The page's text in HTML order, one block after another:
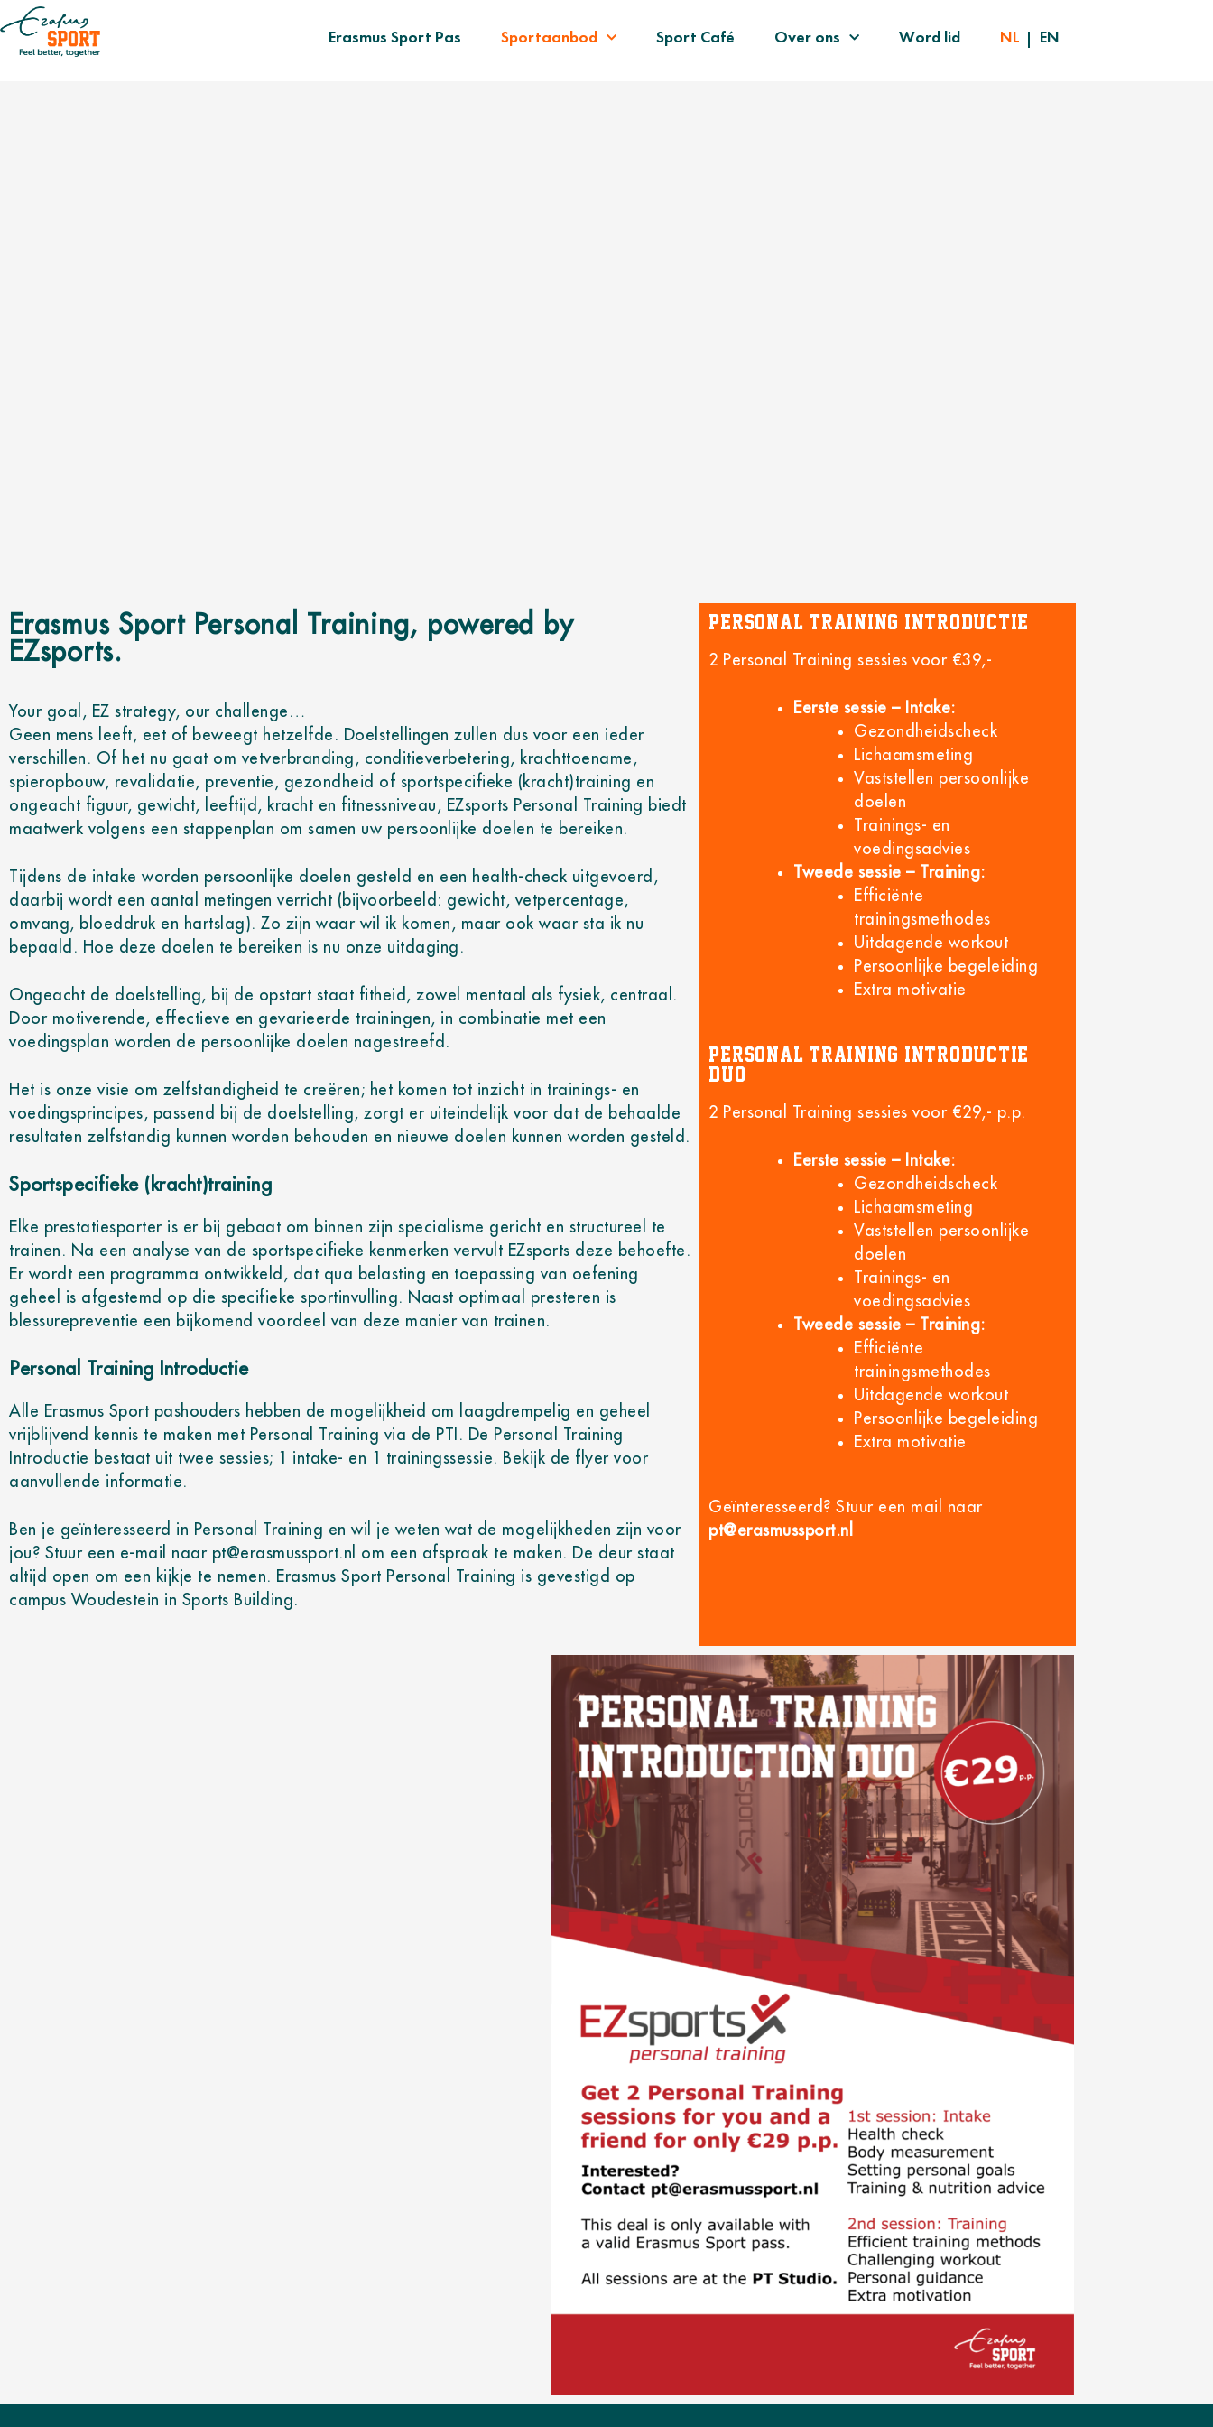
Erasmus Sport Pas Sportaanbod Sport Café Over ons Word lid NL EN
PERSONAL
TRAINING
Erasmus Sport Personal Training, powered by
EZsports.
Your goal, EZ strategy, our challenge…
Geen mens leeft, eet of beweegt hetzelfde. Doelstellingen zullen dus voor een ieder
verschillen. Of het nu gaat om vetverbranding, conditieverbetering, krachttoename,
spieropbouw, revalidatie, preventie, gezondheid of sportspecifieke (kracht)training en
ongeacht figuur, gewicht, leeftijd, kracht en fitnessniveau, EZsports Personal Training biedt
maatwerk volgens een stappenplan om samen uw persoonlijke doelen te bereiken.
Tijdens de intake worden persoonlijke doelen gesteld en een health-check uitgevoerd,
daarbij wordt een aantal metingen verricht (bijvoorbeeld: gewicht, vetpercentage,
omvang, bloeddruk en hartslag). Zo zijn waar wil ik komen, maar ook waar sta ik nu
bepaald. Hoe deze doelen te bereiken is nu onze uitdaging.
Ongeacht de doelstelling, bij de opstart staat fitheid, zowel mentaal als fysiek, centraal.
Door motiverende, effectieve en gevarieerde trainingen, in combinatie met een
voedingsplan worden de persoonlijke doelen nagestreefd.
Het is onze visie om zelfstandigheid te creëren; het komen tot inzicht in trainings- en
voedingsprincipes, passend bij de doelstelling, zorgt er uiteindelijk voor dat de behaalde
resultaten zelfstandig kunnen worden behouden en nieuwe doelen kunnen worden gesteld.
Sportspecifieke (kracht)training
Elke prestatiesporter is er bij gebaat om binnen zijn specialisme gericht en structureel te
trainen. Na een analyse van de sportspecifieke kenmerken vervult EZsports deze behoefte.
Er wordt een programma ontwikkeld, dat qua belasting en toepassing van oefening
geheel is afgestemd op die specifieke sportinvulling. Naast optimaal presteren is
blessurepreventie een bijkomend voordeel van deze manier van trainen.
Personal Training Introductie
Alle Erasmus Sport pashouders hebben de mogelijkheid om laagdrempelig en geheel
vrijblijvend kennis te maken met Personal Training via de PTI. De Personal Training
Introductie bestaat uit twee sessies; 1 intake- en 1 trainingssessie. Bekijk de flyer voor
aanvullende informatie.
Ben je geïnteresseerd in Personal Training en wil je weten wat de mogelijkheden zijn voor
jou? Stuur een e-mail naar pt@erasmussport.nl om een afspraak te maken. De deur staat
altijd open om een kijkje te nemen. Erasmus Sport Personal Training is gevestigd op
campus Woudestein in Sports Building.
Personal Training introductie
2 Personal Training sessies voor €39,-
Eerste sessie – Intake:
Gezondheidscheck
Lichaamsmeting
Vaststellen persoonlijke
doelen
Trainings- en
voedingsadvies
Tweede sessie – Training:
Efficiënte
trainingsmethodes
Uitdagende workout
Persoonlijke begeleiding
Extra motivatie
Personal Training introductie
DUO
2 Personal Training sessies voor €29,- p.p.
Eerste sessie – Intake:
Gezondheidscheck
Lichaamsmeting
Vaststellen persoonlijke
doelen
Trainings- en
voedingsadvies
Tweede sessie – Training:
Efficiënte
trainingsmethodes
Uitdagende workout
Persoonlijke begeleiding
Extra motivatie
Geïnteresseerd? Stuur een mail naar
pt@erasmussport.nl